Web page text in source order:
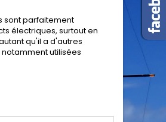
sont parfaitement
électriques, surtout en
qu'il a d'autres
utilisées